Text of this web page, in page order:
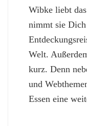
Wibke liebt
nimmt sie
Welt.
kurz. Denn
und
Essen eine